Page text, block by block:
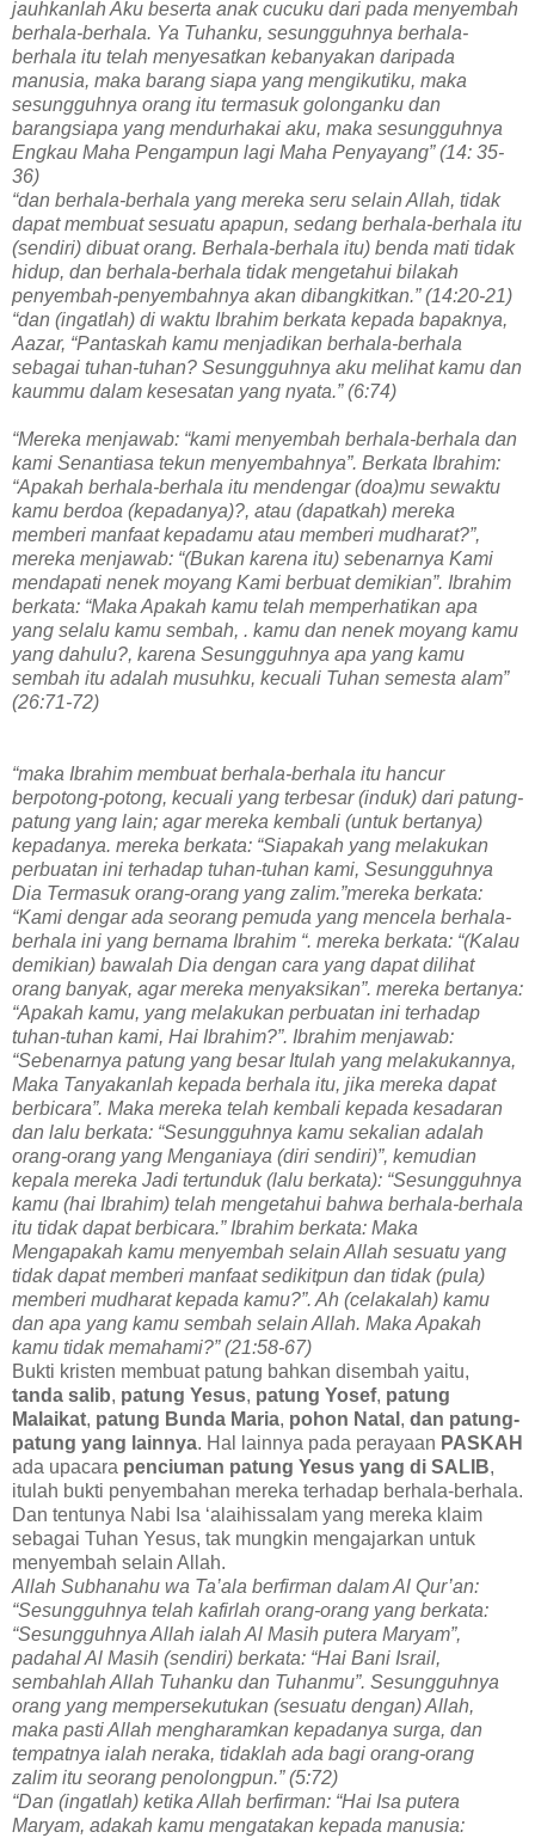
jauhkanlah Aku beserta anak cucuku dari pada menyembah
berhala-berhala. Ya Tuhanku, sesungguhnya berhala-
berhala itu telah menyesatkan kebanyakan daripada
manusia, maka barang siapa yang mengikutiku, maka
sesungguhnya orang itu termasuk golonganku dan
barangsiapa yang mendurhakai aku, maka sesungguhnya
Engkau Maha Pengampun lagi Maha Penyayang” (14: 35-
36)
“dan berhala-berhala yang mereka seru selain Allah, tidak
dapat membuat sesuatu apapun, sedang berhala-berhala itu
(sendiri) dibuat orang. Berhala-berhala itu) benda mati tidak
hidup, dan berhala-berhala tidak mengetahui bilakah
penyembah-penyembahnya akan dibangkitkan.” (14:20-21)
“dan (ingatlah) di waktu Ibrahim berkata kepada bapaknya,
Aazar, “Pantaskah kamu menjadikan berhala-berhala
sebagai tuhan-tuhan? Sesungguhnya aku melihat kamu dan
kaummu dalam kesesatan yang nyata.” (6:74)
“Mereka menjawab: “kami menyembah berhala-berhala dan
kami Senantiasa tekun menyembahnya”. Berkata Ibrahim:
“Apakah berhala-berhala itu mendengar (doa)mu sewaktu
kamu berdoa (kepadanya)?, atau (dapatkah) mereka
memberi manfaat kepadamu atau memberi mudharat?”,
mereka menjawab: “(Bukan karena itu) sebenarnya Kami
mendapati nenek moyang Kami berbuat demikian”. Ibrahim
berkata: “Maka Apakah kamu telah memperhatikan apa
yang selalu kamu sembah, . kamu dan nenek moyang kamu
yang dahulu?, karena Sesungguhnya apa yang kamu
sembah itu adalah musuhku, kecuali Tuhan semesta alam”
(26:71-72)
“maka Ibrahim membuat berhala-berhala itu hancur
berpotong-potong, kecuali yang terbesar (induk) dari patung-
patung yang lain; agar mereka kembali (untuk bertanya)
kepadanya. mereka berkata: “Siapakah yang melakukan
perbuatan ini terhadap tuhan-tuhan kami, Sesungguhnya
Dia Termasuk orang-orang yang zalim.”mereka berkata:
“Kami dengar ada seorang pemuda yang mencela berhala-
berhala ini yang bernama Ibrahim “. mereka berkata: “(Kalau
demikian) bawalah Dia dengan cara yang dapat dilihat
orang banyak, agar mereka menyaksikan”. mereka bertanya:
“Apakah kamu, yang melakukan perbuatan ini terhadap
tuhan-tuhan kami, Hai Ibrahim?”. Ibrahim menjawab:
“Sebenarnya patung yang besar Itulah yang melakukannya,
Maka Tanyakanlah kepada berhala itu, jika mereka dapat
berbicara”. Maka mereka telah kembali kepada kesadaran
dan lalu berkata: “Sesungguhnya kamu sekalian adalah
orang-orang yang Menganiaya (diri sendiri)”, kemudian
kepala mereka Jadi tertunduk (lalu berkata): “Sesungguhnya
kamu (hai Ibrahim) telah mengetahui bahwa berhala-berhala
itu tidak dapat berbicara.” Ibrahim berkata: Maka
Mengapakah kamu menyembah selain Allah sesuatu yang
tidak dapat memberi manfaat sedikitpun dan tidak (pula)
memberi mudharat kepada kamu?”. Ah (celakalah) kamu
dan apa yang kamu sembah selain Allah. Maka Apakah
kamu tidak memahami?” (21:58-67)
Bukti kristen membuat patung bahkan disembah yaitu,
tanda salib, patung Yesus, patung Yosef, patung
Malaikat, patung Bunda Maria, pohon Natal , dan patung-
patung yang lainnya. Hal lainnya pada perayaan PASKAH
ada upacara penciuman patung Yesus yang di SALIB,
itulah bukti penyembahan mereka terhadap berhala-berhala.
Dan tentunya Nabi Isa ‘alaihissalam yang mereka klaim
sebagai Tuhan Yesus, tak mungkin mengajarkan untuk
menyembah selain Allah.
Allah Subhanahu wa Ta’ala berfirman dalam Al Qur’an:
“Sesungguhnya telah kafirlah orang-orang yang berkata:
“Sesungguhnya Allah ialah Al Masih putera Maryam”,
padahal Al Masih (sendiri) berkata: “Hai Bani Israil,
sembahlah Allah Tuhanku dan Tuhanmu”. Sesungguhnya
orang yang mempersekutukan (sesuatu dengan) Allah,
maka pasti Allah mengharamkan kepadanya surga, dan
tempatnya ialah neraka, tidaklah ada bagi orang-orang
zalim itu seorang penolongpun.” (5:72)
“Dan (ingatlah) ketika Allah berfirman: “Hai Isa putera
Maryam, adakah kamu mengatakan kepada manusia: